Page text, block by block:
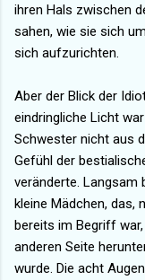
ihren Hals zwischen
sahen, wie sie sich
sich aufzurichten.
Aber der Blick der
eindringliche Licht
Schwester nicht aus
Gefühl der
veränderte. Langsam
kleine Mädchen, das,
bereits im Begriff
anderen Seite
wurde. Die acht